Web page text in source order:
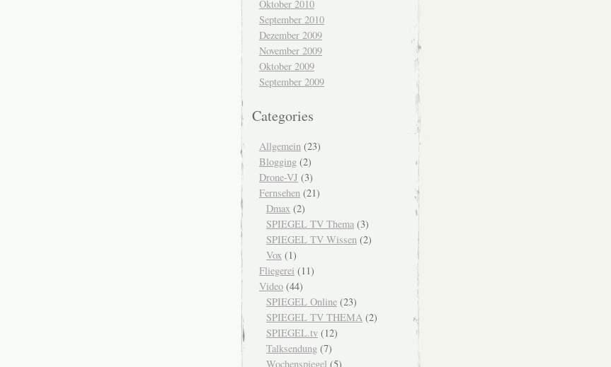
Oktober 2010
September 2010
Dezember 2009
November 2009
Oktober 2009
September 2009
Categories
Allgemein (23)
Blogging (2)
Drone-VJ (3)
Fernsehen (21)
Dmax (2)
SPIEGEL TV Thema (3)
SPIEGEL TV Wissen (2)
Vox (1)
Fliegerei (11)
Video (44)
SPIEGEL Online (23)
SPIEGEL TV THEMA (2)
SPIEGEL.tv (12)
Talksendung (7)
Wochenspiegel (5)